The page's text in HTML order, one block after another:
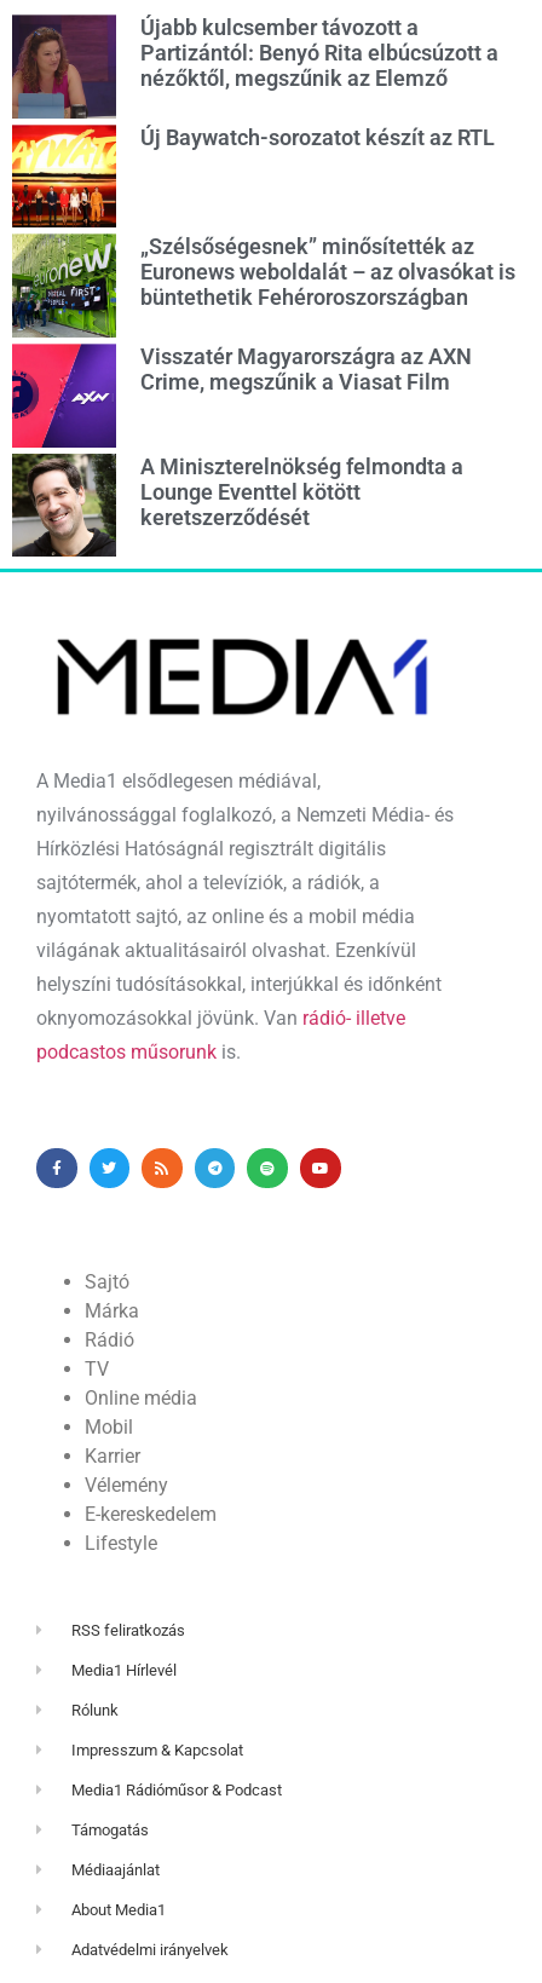
Újabb kulcsember távozott a
Partizántól: Benyó Rita elbúcsúzott a
nézőktől, megszűnik az Elemző
Új Baywatch-sorozatot készít az RTL
„Szélsőségesnek” minősítették az
Euronews weboldalát – az olvasókat is
büntethetik Fehéroroszországban
Visszatér Magyarországra az AXN
Crime, megszűnik a Viasat Film
A Miniszterelnökség felmondta a
Lounge Eventtel kötött
keretszerződését
A Media1 elsődlegesen médiával,
nyilvánossággal foglalkozó, a Nemzeti Média- és
Hírközlési Hatóságnál regisztrált digitális
sajtótermék, ahol a televíziók, a rádiók, a
nyomtatott sajtó, az online és a mobil média
világának aktualitásairól olvashat. Ezenkívül
helyszíni tudósításokkal, interjúkkal és időnként
oknyomozásokkal jövünk. Van rádió- illetve
podcastos műsorunk is.
Sajtó
Márka
Rádió
TV
Online média
Mobil
Karrier
Vélemény
E-kereskedelem
Lifestyle
RSS feliratkozás
Media1 Hírlevél
Rólunk
Impresszum & Kapcsolat
Media1 Rádióműsor & Podcast
Támogatás
Médiaajánlat
About Media1
Adatvédelmi irányelvek